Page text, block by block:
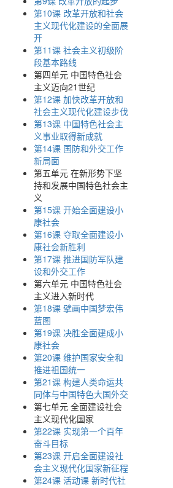
第10课 改革开放和社会
主义现代化建设的全面展
开
第11课 社会主义初级阶
段基本路线
第四单元 中国特色社会
主义迈向21世纪
第12课 加快改革开放和
社会主义现代化建设步伐
第13课 中国特色社会主
义事业取得新成就
第14课 国防和外交工作
新局面
第五单元 在新形势下坚
持和发展中国特色社会主
义
第15课 开始全面建设小
康社会
第16课 夺取全面建设小
康社会新胜利
第17课 推进国防军队建
设和外交工作
第六单元 中国特色社会
主义进入新时代
第18课 擘画中国梦宏伟
蓝图
第19课 决胜全面建成小
康社会
第20课 维护国家安全和
推进祖国统一
第21课 构建人类命运共
同体与中国特色大国外交
第七单元 全面建设社会
主义现代化国家
第22课 实现第一个百年
奋斗目标
第23课 开启全面建设社
会主义现代化国家新征程
第24课 活动课 新时代社